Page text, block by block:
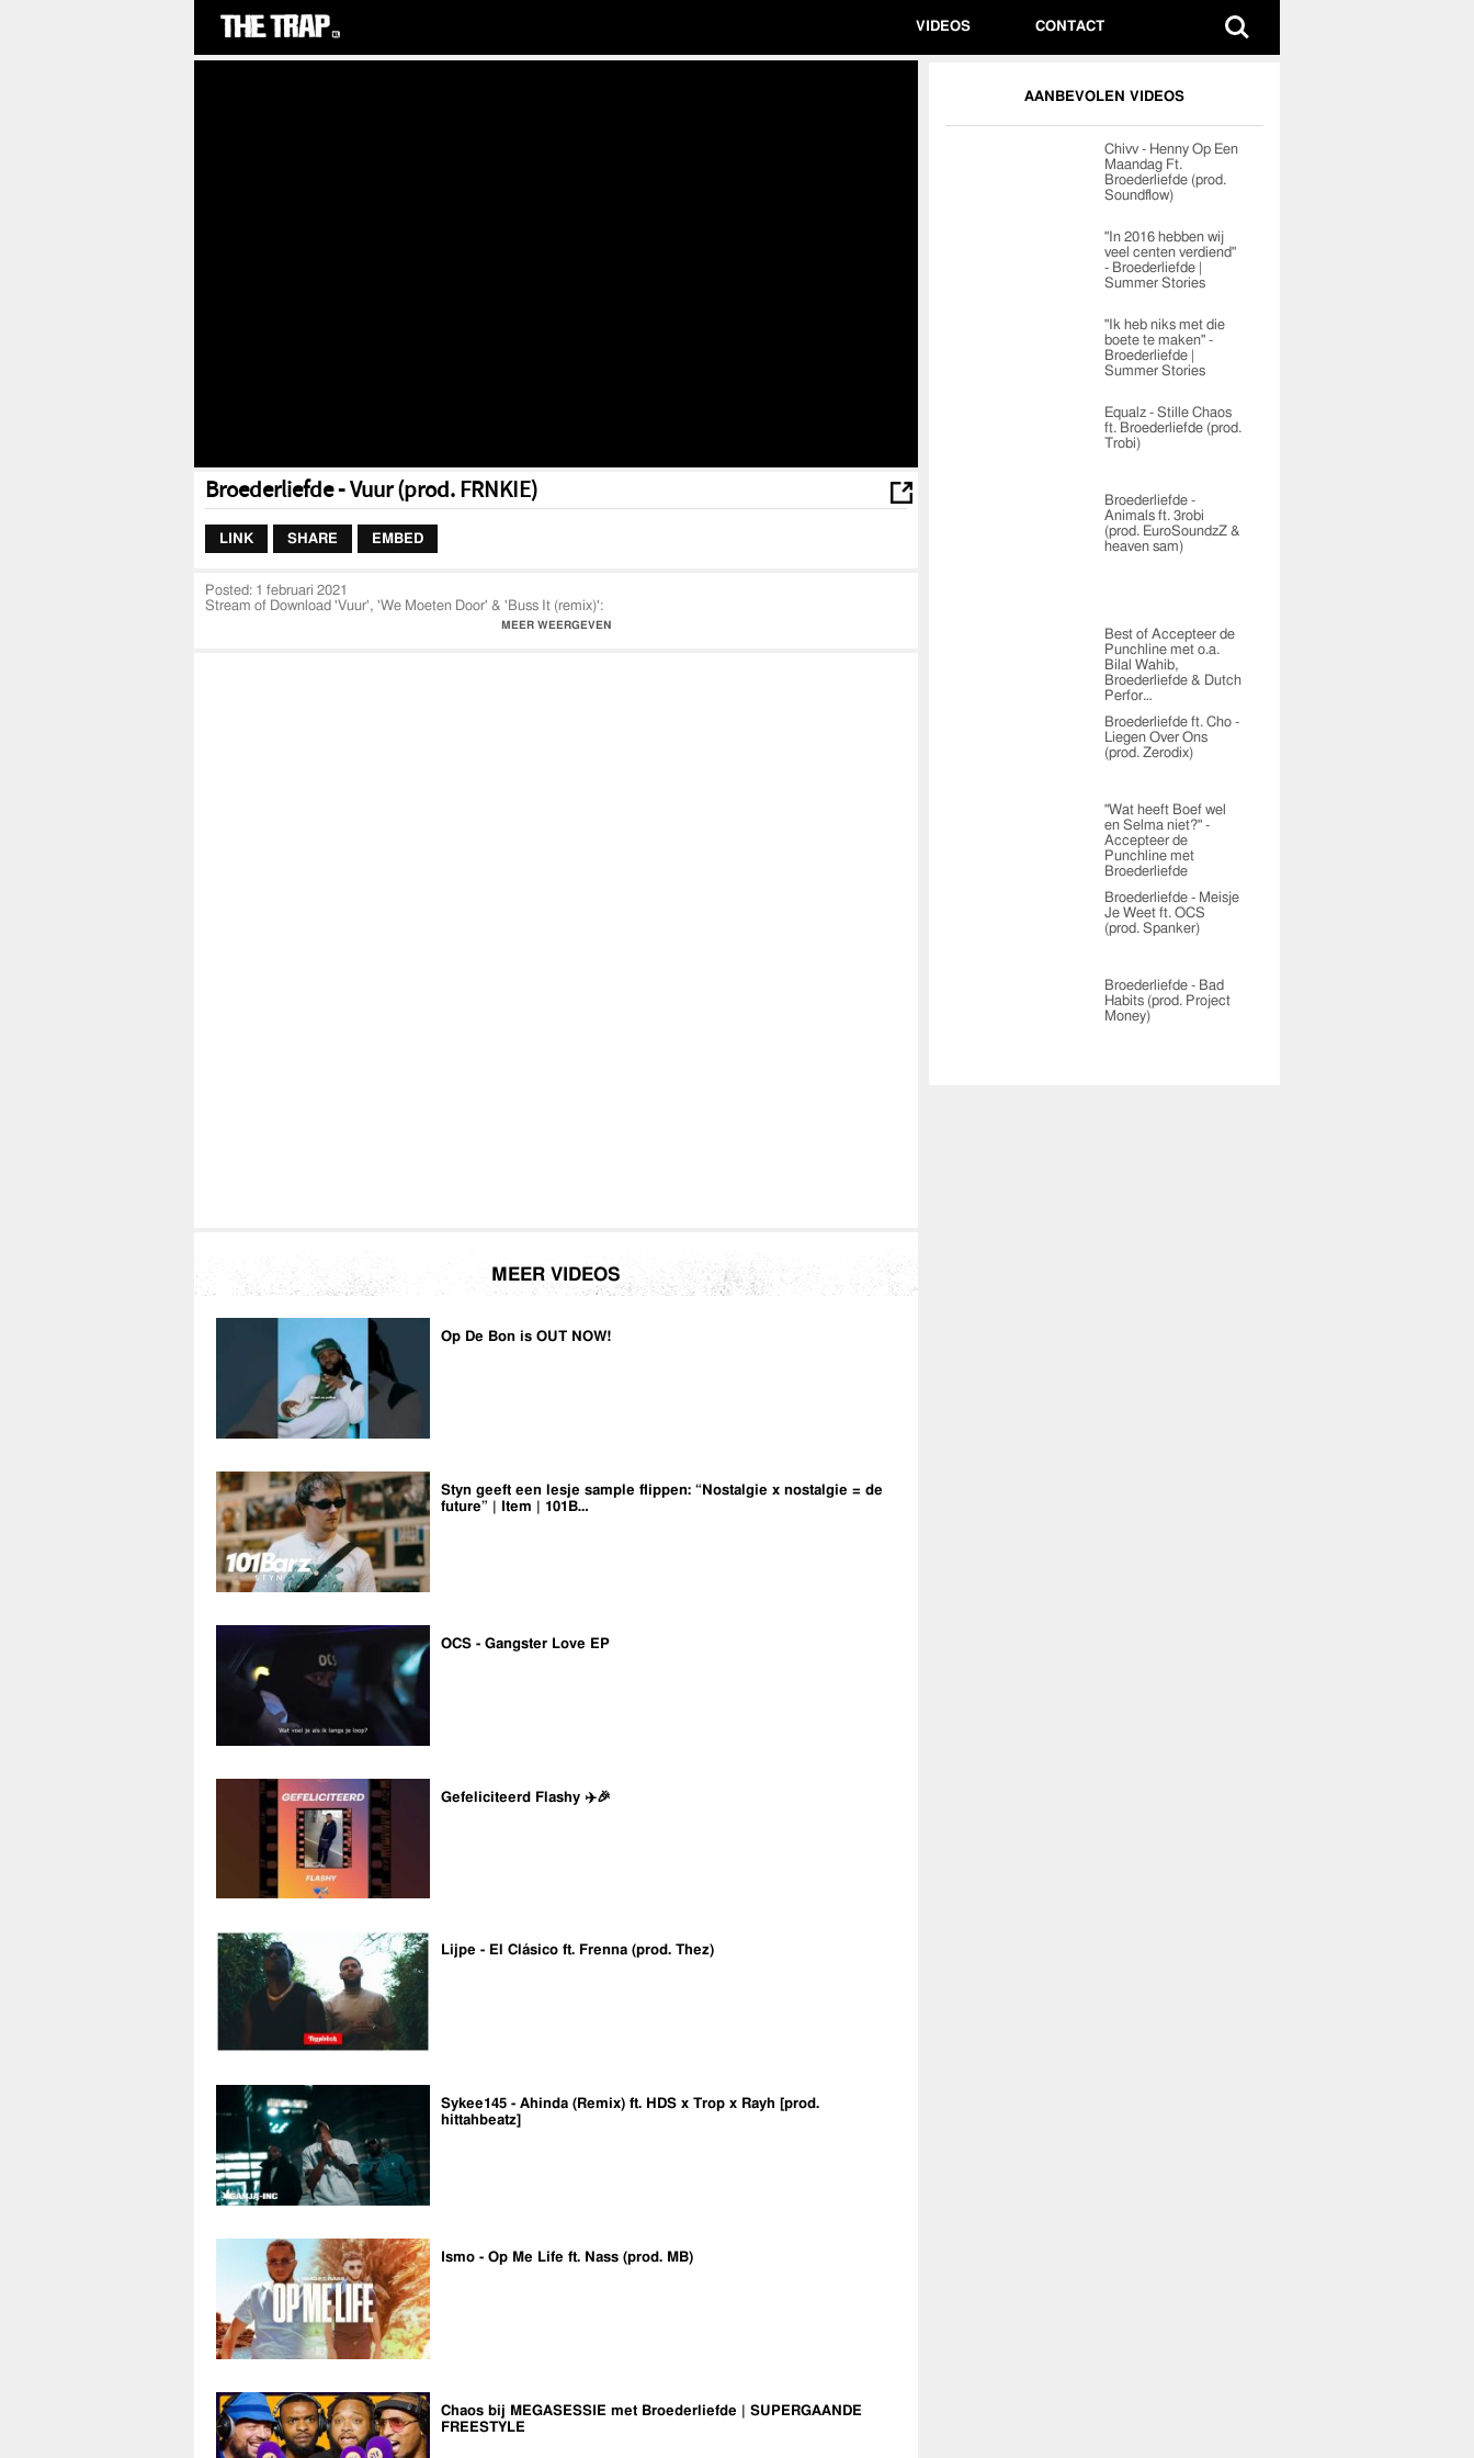
VIDEOS CONTACT
AANBEVOLEN VIDEOS
Chivv - Henny Op Een
Maandag Ft.
Broederliefde (prod.
Soundflow)
"In 2016 hebben wij
veel centen verdiend"
- Broederliefde |
Summer Stories
"Ik heb niks met die
boete te maken" -
Broederliefde |
Summer Stories
Equalz - Stille Chaos
ft. Broederliefde (prod.
Trobi)
Broederliefde -
Animals ft. 3robi
(prod. EuroSoundzZ &
heaven sam)
Best of Accepteer de
Punchline met o.a.
Bilal Wahib,
Broederliefde & Dutch
Perfor…
Broederliefde ft. Cho -
Liegen Over Ons
(prod. Zerodix)
"Wat heeft Boef wel
en Selma niet?" -
Accepteer de
Punchline met
Broederliefde
Broederliefde - Meisje
Je Weet ft. OCS
(prod. Spanker)
Broederliefde - Bad
Habits (prod. Project
Money)
Broederliefde - Vuur (prod. FRNKIE)
LINK SHARE EMBED
Posted: 1 februari 2021
Stream of Download 'Vuur', 'We Moeten Door' & 'Buss It (remix)':
https://Broederliefde.lnk.to/VuurWeMoetenDoorBussIt
MEER WEERGEVEN
MEER VIDEOS
Op De Bon is OUT NOW!
Styn geeft een lesje sample flippen: “Nostalgie x nostalgie = de
future” | Item | 101B…
OCS - Gangster Love EP
Gefeliciteerd Flashy ✈️🎉
Lijpe - El Clásico ft. Frenna (prod. Thez)
Sykee145 - Ahinda (Remix) ft. HDS x Trop x Rayh [prod.
hittahbeatz]
Ismo - Op Me Life ft. Nass (prod. MB)
Chaos bij MEGASESSIE met Broederliefde | SUPERGAANDE
FREESTYLE